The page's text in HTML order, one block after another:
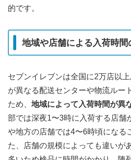
的です。
地域や店舗による入荷時間
セブンイレブンは全国に2万店以
が異なる配送センターや物流ルー
ため、 地域によって入荷時間が異
部では深夜1〜3時に入荷する店舗
や地方の店舗では4〜6時頃になる
た、店舗の規模によっても違いが